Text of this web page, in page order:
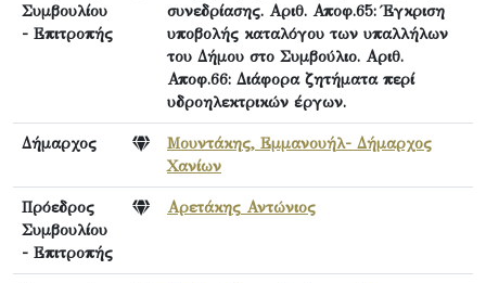
Συμβουλίου
- Επιτροπής
συνεδρίασης. Αριθ. Αποφ.65: Έγκριση
υποβολής καταλόγου των υπαλλήλων
του Δήμου στο Συμβούλιο. Αριθ.
Αποφ.66: Διάφορα ζητήματα περί
υδροηλεκτρικών έργων.
Δήμαρχος
Μουντάκης, Εμμανουήλ- Δήμαρχος
Χανίων
Πρόεδρος
Συμβουλίου
- Επιτροπής
Αρετάκης Αντώνιος